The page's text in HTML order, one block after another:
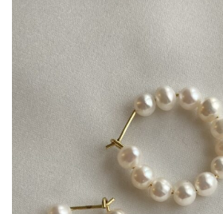
22 500Ft